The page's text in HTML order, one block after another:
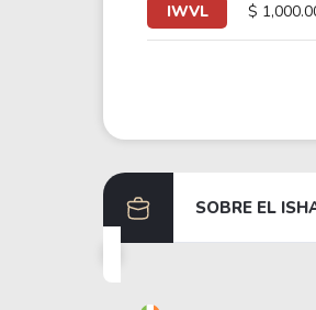
IWVL $
SOBRE EL